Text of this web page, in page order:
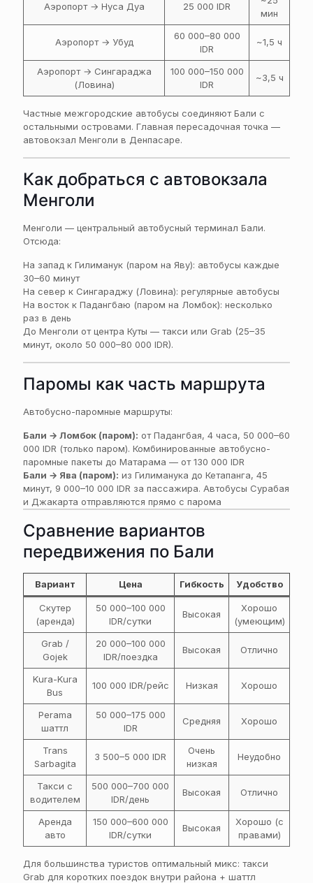
Аэропорт → Нуса Дуа 25 000 IDR
мин
Аэропорт → Убуд
60 000–80 000
IDR
~1,5 ч
Аэропорт → Сингараджа
(Ловина)
100 000–150 000
IDR
~3,5 ч
Частные межгородские автобусы соединяют Бали с
остальными островами. Главная пересадочная точка —
автовокзал Менголи в Денпасаре.
Как добраться с автовокзала
Менголи
Менголи — центральный автобусный терминал Бали.
Отсюда:
На запад к Гилиманук (паром на Яву): автобусы каждые
30–60 минут
На север к Сингараджу (Ловина): регулярные автобусы
На восток к Падангбаю (паром на Ломбок): несколько
раз в день
До Менголи от центра Куты — такси или Grab (25–35
минут, около 50 000–80 000 IDR).
Паромы как часть маршрута
Автобусно-паромные маршруты:
Бали → Ломбок (паром): от Падангбая, 4 часа, 50 000–60
000 IDR (только паром). Комбинированные автобусно-
паромные пакеты до Матарама — от 130 000 IDR
Бали → Ява (паром): из Гилиманука до Кетапанга, 45
минут, 9 000–10 000 IDR за пассажира. Автобусы Сурабая
и Джакарта отправляются прямо с парома
Сравнение вариантов
передвижения по Бали
Вариант Цена Гибкость Удобство
Скутер
(аренда)
50 000–100 000
IDR/сутки
Высокая
Хорошо
(умеющим)
Grab /
Gojek
20 000–100 000
IDR/поездка
Высокая Отлично
Kura-Kura
Bus
100 000 IDR/рейс Низкая Хорошо
Perama
шаттл
50 000–175 000
IDR
Средняя Хорошо
Trans
Sarbagita
3 500–5 000 IDR
Очень
низкая
Неудобно
Такси с
водителем
500 000–700 000
IDR/день
Высокая Отлично
Аренда
авто
150 000–600 000
IDR/сутки
Высокая
Хорошо (с
правами)
Для большинства туристов оптимальный микс: такси
Grab для коротких поездок внутри района + шаттл